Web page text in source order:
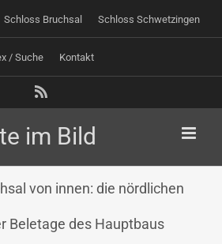
Schloss Bruchsal Schloss Schwetzingen
/ Suche Kontakt
von innen: die nördlichen
Beletage des Hauptbaus